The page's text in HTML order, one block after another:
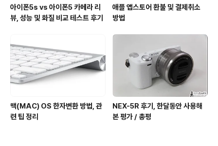
아이폰5s vs 아이폰5 카메라 리
뷰, 성능 및 화질 비교 테스트 후기
애플 앱스토어 환불 및 결제취소
방법
맥(MAC) OS 한자변환 방법, 관
련 팁 정리
NEX-5R 후기, 한달동안 사용해
본 평가 / 총평